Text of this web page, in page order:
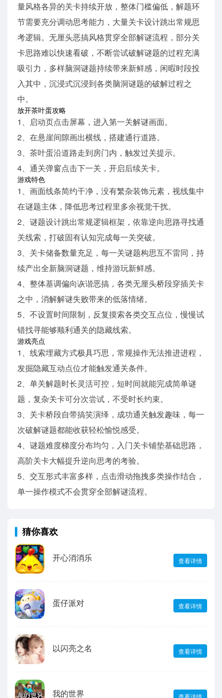
量风格各异的关卡持续开放，整体门槛偏低，解题环
节需要充分调动思考能力，大量关卡设计跳出常规思
考逻辑。无厘头恶搞风格贯穿全部解谜流程，部分关
卡思路难以快速看破，不断尝试破解谜题的过程充满
吸引力，多样脑洞谜题持续带来新鲜感，闲暇时段投
入其中，沉浸式沉浸到各类脑洞谜题的破解过程之
中。
放开茶叶蛋攻略
1、启动页点击屏幕，进入第一关解谜画面。
2、在悬崖间隙画出横线，搭建通行道路。
3、茶叶蛋沿道路走到房门内，触发过关提示。
4、通关弹窗点击下一关，开启后续关卡。
游戏特色
1、画面线条简约干净，没有繁杂装饰元素，视线集中
在谜题主体，降低思考过程里多余视觉干扰。
2、谜题设计跳出常规逻辑框架，依靠逆向思路寻找通
关线索，打破固有认知完成每一关突破。
3、关卡储备数量充足，每一关谜题构思互不雷同，持
续产出全新脑洞谜题，维持游玩新鲜感。
4、整体基调偏向诙谐恶搞，各类无厘头桥段穿插关卡
之中，消解解谜失败带来的低落情绪。
5、不设置时间限制，反复摸索各类交互点位，慢慢试
错找寻能够顺利通关的隐藏线索。
游戏亮点
1、线索埋藏方式极具巧思，常规操作无法推进进程，
发掘隐藏互动点位才能触发通关条件。
2、单关解题时长灵活可控，短时间就能完成简单谜
题，复杂关卡可分次尝试，不受时长约束。
3、关卡桥段自带搞笑演绎，成功通关触发趣味，每一
次破解谜题都能收获轻松愉悦感受。
4、谜题难度梯度分布均匀，入门关卡铺垫基础思路，
高阶关卡大幅提升逆向思考的考验。
5、交互形式丰富多样，点击滑动拖拽多类操作结合，
单一操作模式不会贯穿全部解谜流程。
猜你喜欢
开心消消乐 查看详情
蛋仔派对 查看详情
以闪亮之名 查看详情
我的世界